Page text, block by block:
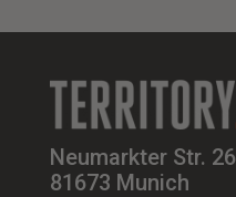
Neumarkter Str. 26
81673 Munich